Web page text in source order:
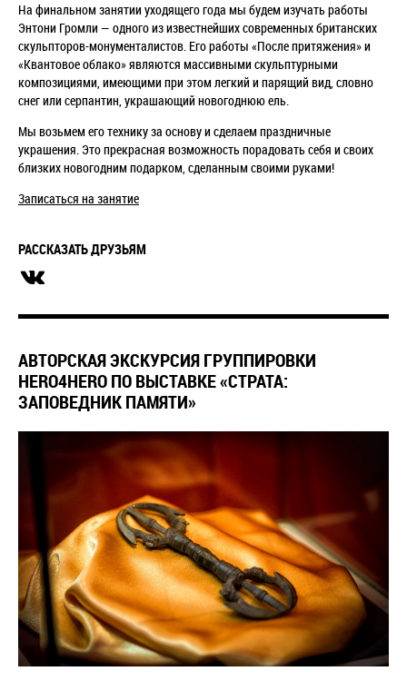
На финальном занятии уходящего года мы будем изучать работы
Энтони Громли — одного из известнейших современных британских
скульпторов-монументалистов. Его работы «После притяжения» и
«Квантовое облако» являются массивными скульптурными
композициями, имеющими при этом легкий и парящий вид, словно
снег или серпантин, украшающий новогоднюю ель.
Мы возьмем его технику за основу и сделаем праздничные
украшения. Это прекрасная возможность порадовать себя и своих
близких новогодним подарком, сделанным своими руками!
Записаться на занятие
РАССКАЗАТЬ ДРУЗЬЯМ
АВТОРСКАЯ ЭКСКУРСИЯ ГРУППИРОВКИ
HERO4HERO ПО ВЫСТАВКЕ «СТРАТА:
ЗАПОВЕДНИК ПАМЯТИ»